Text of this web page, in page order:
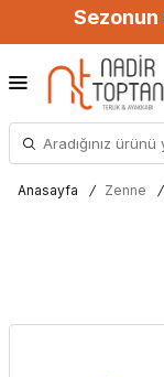
Sezonun
Anasayfa / Zenne /